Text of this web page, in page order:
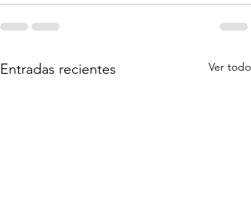
Entradas recientes Ver todo